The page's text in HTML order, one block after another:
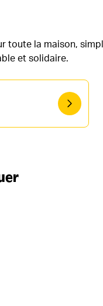
toute la maison,
et solidaire.